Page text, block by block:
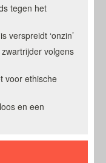
tegen het
verspreidt ‘onzin’
volgens
voor ethische
en een